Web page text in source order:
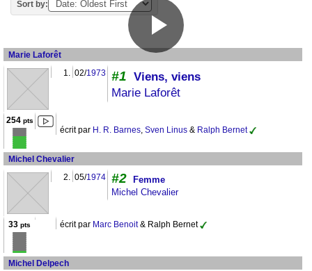
Sort by:
Marie Laforêt
1. 02/1973 #1 Viens, viens
Marie Laforêt
254pts
écrit par H. R. Barnes, Sven Linus & Ralph Bernet
Michel Chevalier
2. 05/1974 #2
Femme
Michel Chevalier
33 pts écrit par Marc Benoit& Ralph Bernet
Michel Delpech